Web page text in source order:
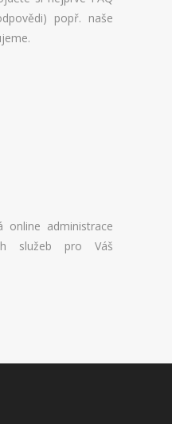
popř. naše
online administrace
služeb pro Váš